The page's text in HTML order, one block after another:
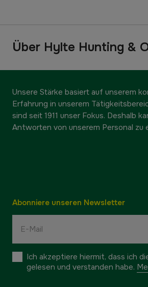
Über Hylte Hunting &
Unsere Stärke basiert auf unserem
Erfahrung in unserem
sind seit 1911 unser Fokus. Deshalb
Antworten von unserem Personal zu
Abonniere unseren Newsletter
Ich akzeptiere hiermit, dass ich
gelesen und verstanden habe.